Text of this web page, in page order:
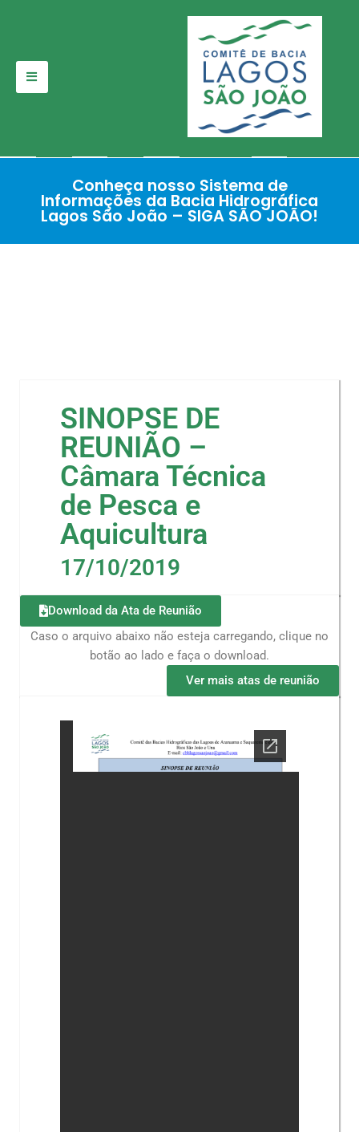
para
Conheça nosso Sistema de
Informações da Bacia Hidrográfica
Lagos São João – SIGA SÃO JOÃO!
SINOPSE DE
REUNIÃO –
Câmara Técnica
de Pesca e
Aquicultura
17/10/2019
Download da Ata de Reunião
Caso o arquivo abaixo não esteja carregando, clique no
botão ao lado e faça o download.
Ver mais atas de reunião